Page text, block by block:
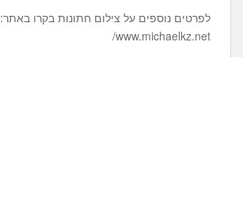
לפרטים נוספים על צילום חתונות בקרו באתר:
www.michaelkz.net/